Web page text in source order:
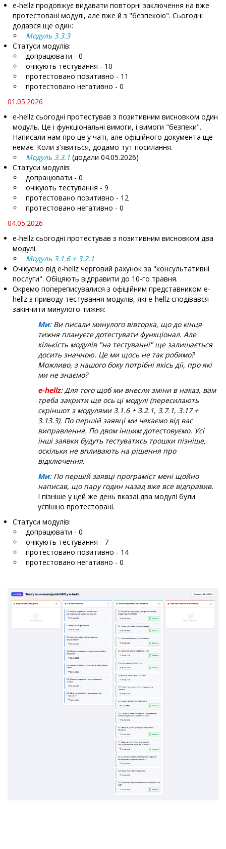
e-hellz продовжує видавати повторні заключення на вже
протестовані модулі, але вже й з "безпекою". Сьогодні
додався ще один:
Модуль 3.3.3
Статуси модулів:
допрацювати - 0
очікують тестування - 10
протестовано позитивно - 11
протестовано негативно - 0
01.05.2026
e-hellz сьогодні протестував з позитивним висновком один
модуль. Це і функціональні вимоги, і вимоги "безпеки".
Написали нам про це у чаті, але офіційного документа ще
немає. Коли з'явиться, додамо тут посилання.
Модуль 3.3.1 (додали 04.05.2026)
Статуси модулів:
допрацювати - 0
очікують тестування - 9
протестовано позитивно - 12
протестовано негативно - 0
04.05.2026
e-hellz сьогодні протестував з позитивним висновком два
модулі.
Модуль 3.1.6 + 3.2.1
Очікуємо від e-hellz черговий рахунок за "консультативні
послуги". Обіцяють відправити до 10-го травня.
Окремо попереписувалися з офіційним представником e-
hellz з приводу тестування модулів, які e-hellz сподівався
закінчити минулого тижня:
Ми: Ви писали минулого вівторка, що до кінця
тижня плануєте дотестувати функціонал. Але
кількість модулів "на тестуванні" ще залишається
досить значною. Це ми щось не так робимо?
Можливо, з нашого боку потрібні якісь дії, про які
ми не знаємо?
e-hellz: Для того щоб ми внесли зміни в наказ, вам
треба закрити ще ось ці модулі (пересилають
скріншот з модулями 3.1.6 + 3.2.1, 3.7.1, 3.17 +
3.13.3). По першій заявці ми чекаємо від вас
виправлення. По двом іншим дотестовуємо. Усі
інші заявки будуть тестуватись трошки пізніше,
оскільки не впливають на рішення про
відключення.
Ми: По першій заявці програміст мені щойно
написав, що пару годин назад вже все відправив.
І пізніше у цей же день вказаі два модулі були
успішно протестовані.
Статуси модулів:
допрацювати - 0
очікують тестування - 7
протестовано позитивно - 14
протестовано негативно - 0